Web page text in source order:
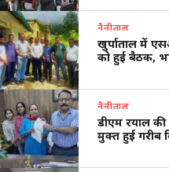
नैनीताल
खुर्पाताल में
को हुई बैठक,
नैनीताल
डीएम रयाल
मुक्त हुई गरीब